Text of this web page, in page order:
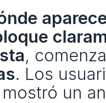
,
. Los
un